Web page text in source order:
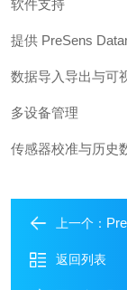
软件支持
提供 PreSens
数据导入导出与可
多设备管理
传感器校准与历史
上一个：
返回列表